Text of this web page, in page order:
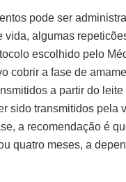
pode ser
vida, algumas
escolhido pelo
cobrir a fase de
a partir do leite
sido transmitidos pela
a recomendação é
quatro meses, a